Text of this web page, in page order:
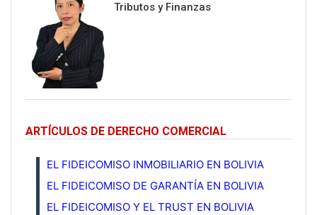
Tributos y Finanzas
ARTÍCULOS DE DERECHO COMERCIAL
EL FIDEICOMISO INMOBILIARIO EN BOLIVIA
EL FIDEICOMISO DE GARANTÍA EN BOLIVIA
EL FIDEICOMISO Y EL TRUST EN BOLIVIA